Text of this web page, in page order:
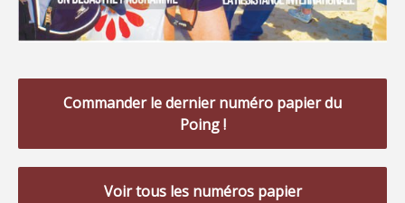
Commander le dernier numéro papier du
Poing !
Voir tous les numéros papier